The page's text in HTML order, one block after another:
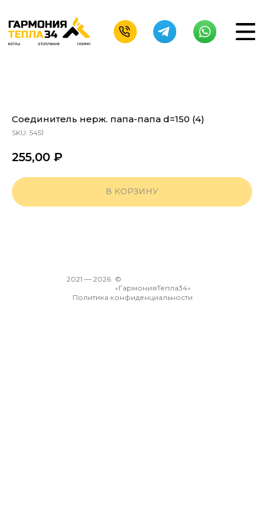
Соединитель нерж. папа-папа d=150 (4)
SKU: 5451
255,00 ₽
В КОРЗИНУ
Политика конфиденциальности
©
«ГармонияТепла34»
2026
2021 —